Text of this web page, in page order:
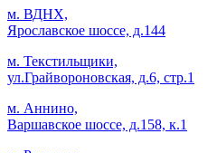
м. ВДНХ,
Ярославское шоссе, д.144
м. Текстильщики,
ул.Грайвороновская, д.6, стр.1
м. Аннино,
Варшавское шоссе, д.158, к.1